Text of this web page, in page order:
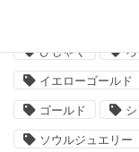
ひしゃく
イエローゴールド
ゴールド
ソウルジュエリー